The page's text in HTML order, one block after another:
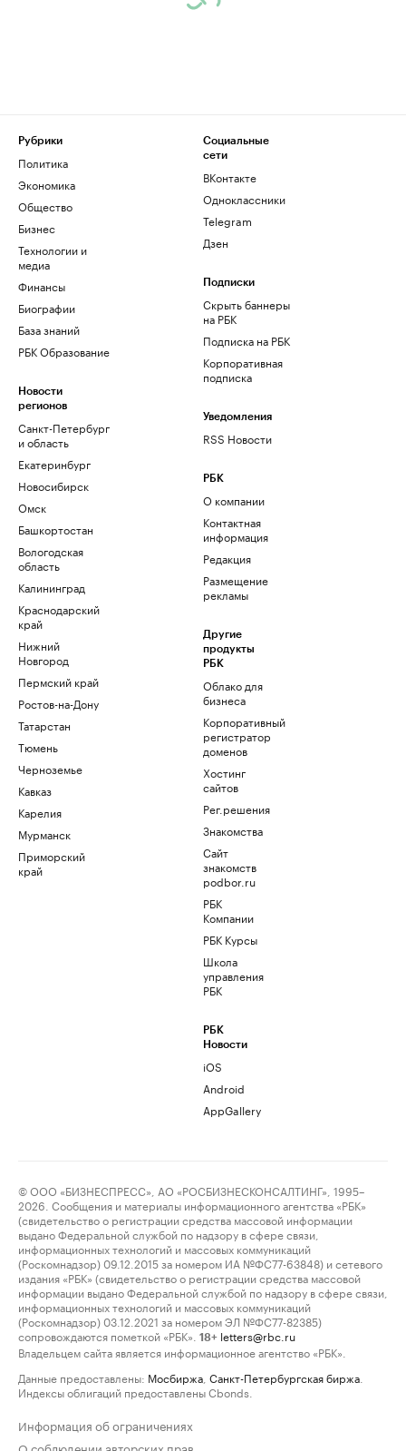
Рубрики
Политика
Экономика
Общество
Бизнес
Технологии и
медиа
Финансы
Биографии
База знаний
РБК Образование
Новости
регионов
Санкт-Петербург
и область
Екатеринбург
Новосибирск
Омск
Башкортостан
Вологодская
область
Калининград
Краснодарский
край
Нижний
Новгород
Пермский край
Ростов-на-Дону
Татарстан
Тюмень
Черноземье
Кавказ
Карелия
Мурманск
Приморский
край
Социальные
сети
ВКонтакте
Одноклассники
Telegram
Дзен
Подписки
Скрыть баннеры
на РБК
Подписка на РБК
Корпоративная
подписка
Уведомления
RSS Новости
РБК
О компании
Контактная
информация
Редакция
Размещение
рекламы
Другие
продукты
РБК
Облако для
бизнеса
Корпоративный
регистратор
доменов
Хостинг
сайтов
Рег.решения
Знакомства
Сайт
знакомств
podbor.ru
РБК
Компании
РБК Курсы
Школа
управления
РБК
РБК
Новости
iOS
Android
AppGallery
© ООО «БИЗНЕСПРЕСС», АО «РОСБИЗНЕСКОНСАЛТИНГ», 1995–
2026. Сообщения и материалы информационного агентства «РБК»
(свидетельство о регистрации средства массовой информации
выдано Федеральной службой по надзору в сфере связи,
информационных технологий и массовых коммуникаций
(Роскомнадзор) 09.12.2015 за номером ИА №ФС77-63848) и сетевого
издания «РБК» (свидетельство о регистрации средства массовой
информации выдано Федеральной службой по надзору в сфере связи,
информационных технологий и массовых коммуникаций
(Роскомнадзор) 03.12.2021 за номером ЭЛ №ФС77-82385)
сопровождаются пометкой «РБК».
18+ letters@rbc.ru
Владельцем сайта является информационное агентство «РБК».
Данные предоставлены: Мосбиржа Санкт-Петербургская биржа
Индексы облигаций предоставлены Cbonds.
Информация об ограничениях